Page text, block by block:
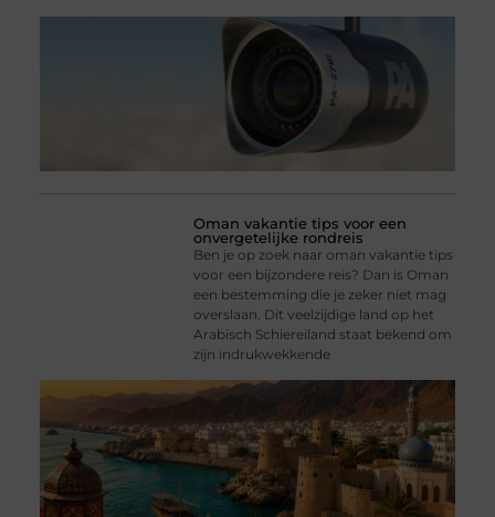
Oman vakantie tips voor een
onvergetelijke rondreis
Ben je op zoek naar oman vakantie tips
voor een bijzondere reis? Dan is Oman
een bestemming die je zeker niet mag
overslaan. Dit veelzijdige land op het
Arabisch Schiereiland staat bekend om
zijn indrukwekkende